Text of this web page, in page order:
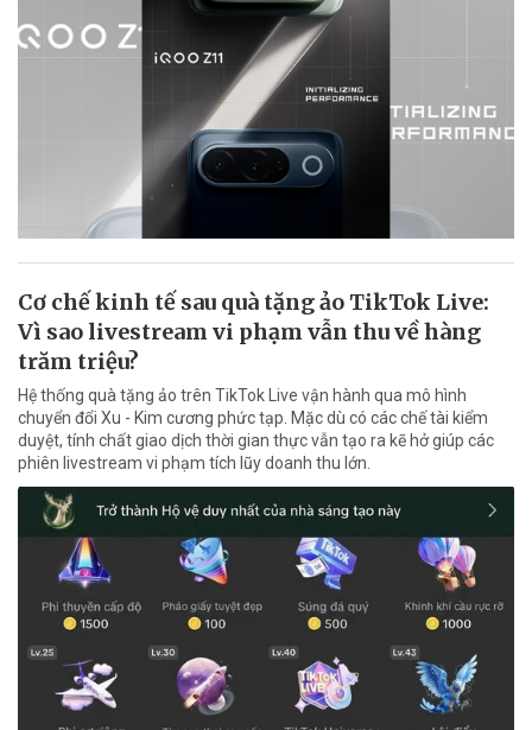
Cơ chế kinh tế sau quà tặng ảo TikTok Live:
Vì sao livestream vi phạm vẫn thu về hàng
trăm triệu?
Hệ thống quà tặng ảo trên TikTok Live vận hành qua mô hình
chuyển đổi Xu - Kim cương phức tạp. Mặc dù có các chế tài kiểm
duyệt, tính chất giao dịch thời gian thực vẫn tạo ra kẽ hở giúp các
phiên livestream vi phạm tích lũy doanh thu lớn.